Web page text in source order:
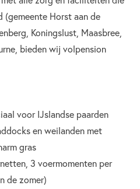
(gemeente Horst aan de
Koningslust, Maasbree,
bieden wij volpension
voor IJslandse paarden
en weilanden met
gras
3 voermomenten per
de zomer)